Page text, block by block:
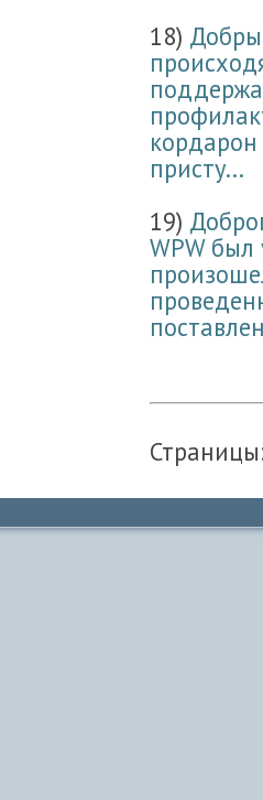
18)
присту...
19)
WPW был